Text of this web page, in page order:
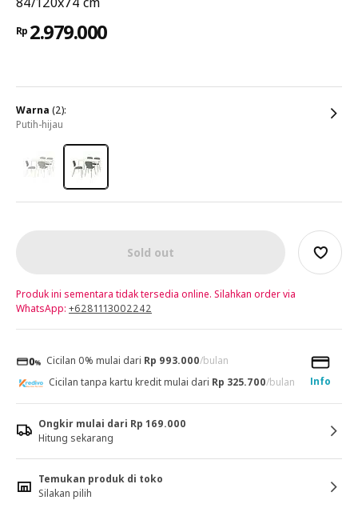
Rp 2.979.000
warna (2):
putih-hijau
Sold out
Produk ini sementara tidak tersedia online. Silahkan order via
WhatsApp: +6281113002242
Cicilan 0% mulai dari Rp 993.000/bulan
Info
Cicilan tanpa kartu kredit mulai dari Rp 325.700/bulan
Ongkir mulai dari Rp 169.000
Hitung sekarang
Temukan produk di toko
Silakan pilih